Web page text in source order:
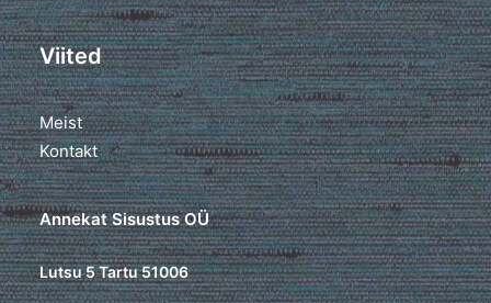
Viited
Meist
Kontakt
Annekat Sisustus OÜ
Lutsu 5 Tartu 51006